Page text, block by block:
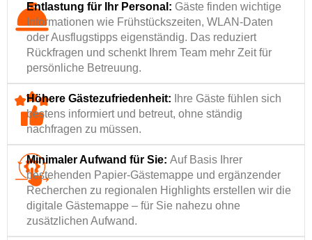
Entlastung für Ihr Personal: Gäste finden wichtige
Informationen wie Frühstückszeiten, WLAN-Daten
oder Ausflugstipps eigenständig. Das reduziert
Rückfragen und schenkt Ihrem Team mehr Zeit für
persönliche Betreuung.
Höhere Gästezufriedenheit:
Ihre Gäste fühlen sich
bestens informiert und betreut, ohne ständig
nachfragen zu müssen.
Minimaler Aufwand für Sie: Auf Basis Ihrer
bestehenden Papier-Gästemappe und ergänzender
Recherchen zu regionalen Highlights erstellen wir die
digitale Gästemappe – für Sie nahezu ohne
zusätzlichen Aufwand.